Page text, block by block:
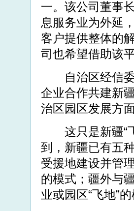
一。该公司董事
息服务业为外延
客户提供整体的
司也希望借助该
自治区经信委
企业合作共建新
治区园区发展方
这只是新疆“飞
到，新疆已有五
受援地建设并管
的模式；疆外与
业或园区“飞地”